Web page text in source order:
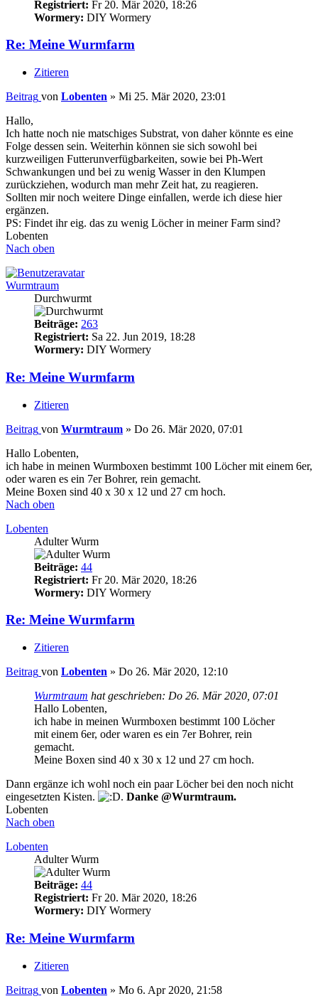
Registriert: Fr 20. Mär 2020, 18:26
Wormery: DIY Wormery
Re: Meine Wurmfarm
Zitieren
Beitrag von Lobenten » Mi 25. Mär 2020, 23:01
Hallo,
Ich hatte noch nie matschiges Substrat, von daher könnte es eine
Folge dessen sein. Weiterhin können sie sich sowohl bei
kurzweiligen Futterunverfügbarkeiten, sowie bei Ph-Wert
Schwankungen und bei zu wenig Wasser in den Klumpen
zurückziehen, wodurch man mehr Zeit hat, zu reagieren.
Sollten mir noch weitere Dinge einfallen, werde ich diese hier
ergänzen.
PS: Findet ihr eig. das zu wenig Löcher in meiner Farm sind?
Lobenten
Nach oben
Wurmtraum
Durchwurmt
Beiträge: 263
Registriert: Sa 22. Jun 2019, 18:28
Wormery: DIY Wormery
Re: Meine Wurmfarm
Zitieren
Beitrag von Wurmtraum » Do 26. Mär 2020, 07:01
Hallo Lobenten,
ich habe in meinen Wurmboxen bestimmt 100 Löcher mit einem 6er,
oder waren es ein 7er Bohrer, rein gemacht.
Meine Boxen sind 40 x 30 x 12 und 27 cm hoch.
Nach oben
Lobenten
Adulter Wurm
Beiträge: 44
Registriert: Fr 20. Mär 2020, 18:26
Wormery: DIY Wormery
Re: Meine Wurmfarm
Zitieren
Beitrag von Lobenten » Do 26. Mär 2020, 12:10
Wurmtraum hat geschrieben: Do 26. Mär 2020, 07:01
Hallo Lobenten,
ich habe in meinen Wurmboxen bestimmt 100 Löcher
mit einem 6er, oder waren es ein 7er Bohrer, rein
gemacht.
Meine Boxen sind 40 x 30 x 12 und 27 cm hoch.
Dann ergänze ich wohl noch ein paar Löcher bei den noch nicht
eingesetzten Kisten.
. Danke @Wurmtraum.
Lobenten
Nach oben
Lobenten
Adulter Wurm
Beiträge: 44
Registriert: Fr 20. Mär 2020, 18:26
Wormery: DIY Wormery
Re: Meine Wurmfarm
Zitieren
Beitrag von Lobenten » Mo 6. Apr 2020, 21:58